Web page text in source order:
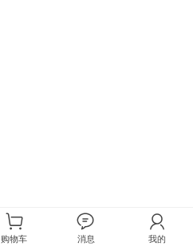
购物车 消息 我的